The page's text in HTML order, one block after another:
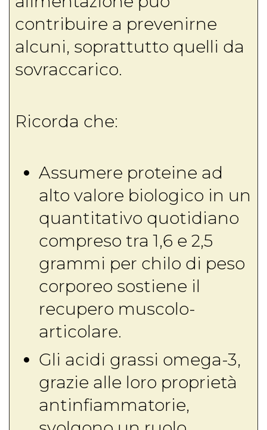
contribuire a prevenirne
alcuni, soprattutto quelli da
sovraccarico.
Ricorda che:
Assumere proteine ad
alto valore biologico in un
quantitativo quotidiano
compreso tra 1,6 e 2,5
grammi per chilo di peso
corporeo sostiene il
recupero muscolo-
articolare.
Gli acidi grassi omega-3,
grazie alle loro proprietà
antinfiammatorie,